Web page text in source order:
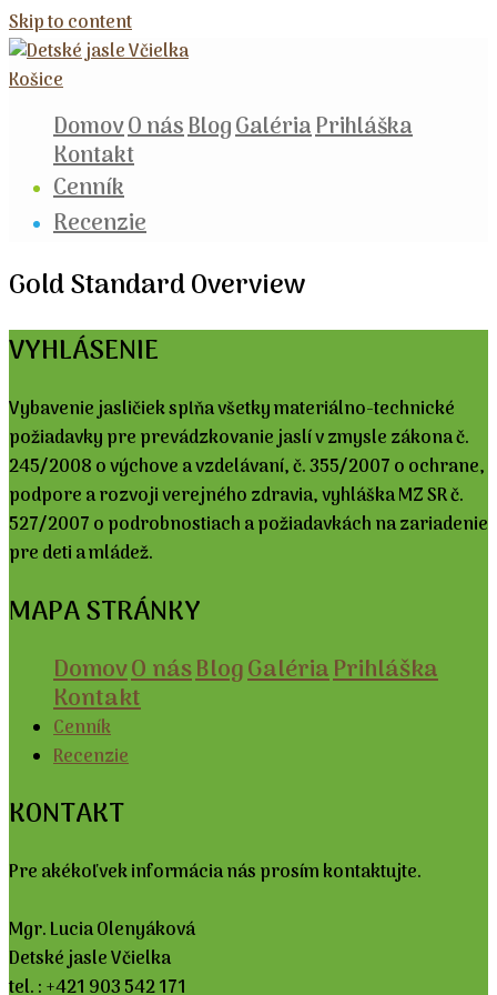
Skip to content
DomovO násBlogGalériaPrihláška
Kontakt
Cenník
Recenzie
Gold Standard Overview
VYHLÁSENIE
Vybavenie jasličiek spĺňa všetky materiálno-technické
požiadavky pre prevádzkovanie jaslí v zmysle zákona č.
245/2008 o výchove a vzdelávaní, č. 355/2007 o ochrane,
podpore a rozvoji verejného zdravia, vyhláška MZ SR č.
527/2007 o podrobnostiach a požiadavkách na zariadenie
pre deti a mládež.
MAPA STRÁNKY
DomovO násBlogGalériaPrihláška
Kontakt
Cenník
Recenzie
KONTAKT
Pre akékoľvek informácia nás prosím kontaktujte.
Mgr. Lucia Olenyáková
Detské jasle Včielka
tel. : +421 903 542 171